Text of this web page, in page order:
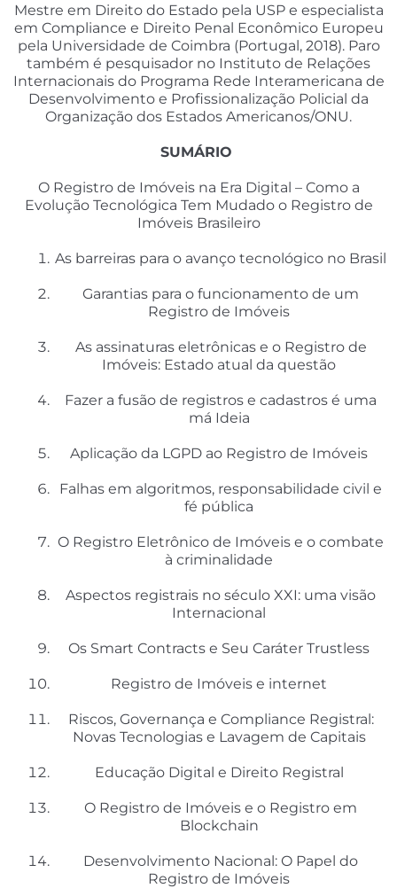
Mestre em Direito do Estado pela USP e especialista
em Compliance e Direito Penal Econômico Europeu
pela Universidade de Coimbra (Portugal, 2018). Paro
também é pesquisador no Instituto de Relações
Internacionais do Programa Rede Interamericana de
Desenvolvimento e Profissionalização Policial da
Organização dos Estados Americanos/ONU.
SUMÁRIO
O Registro de Imóveis na Era Digital – Como a
Evolução Tecnológica Tem Mudado o Registro de
Imóveis Brasileiro
As barreiras para o avanço tecnológico no Brasil
Garantias para o funcionamento de um
Registro de Imóveis
As assinaturas eletrônicas e o Registro de
Imóveis: Estado atual da questão
Fazer a fusão de registros e cadastros é uma
má Ideia
Aplicação da LGPD ao Registro de Imóveis
Falhas em algoritmos, responsabilidade civil e
fé pública
O Registro Eletrônico de Imóveis e o combate
à criminalidade
Aspectos registrais no século XXI: uma visão
Internacional
Os Smart Contracts e Seu Caráter Trustless
Registro de Imóveis e internet
Riscos, Governança e Compliance Registral:
Novas Tecnologias e Lavagem de Capitais
Educação Digital e Direito Registral
O Registro de Imóveis e o Registro em
Blockchain
Desenvolvimento Nacional: O Papel do
Registro de Imóveis